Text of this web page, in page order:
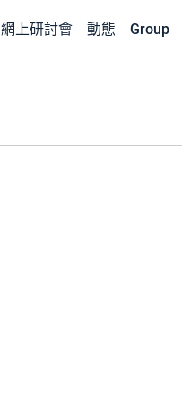
網上研討會 動態 Group